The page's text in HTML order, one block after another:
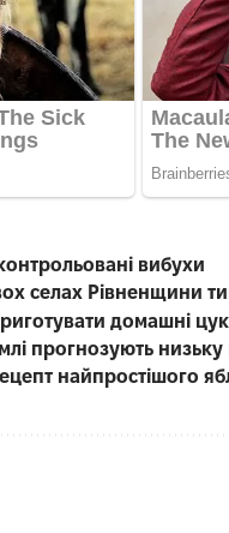
вибухи
селах Рівненщини
домашні
прогнозують низьку
найпростішого